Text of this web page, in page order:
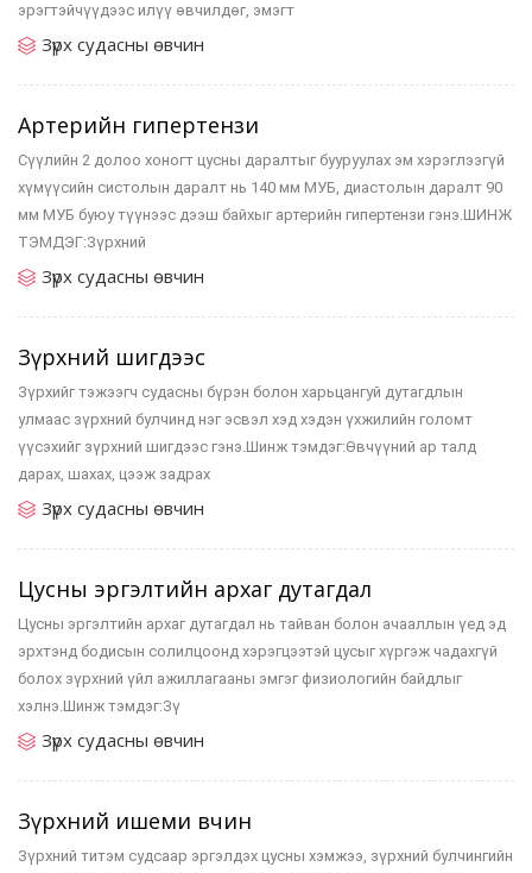
эрэгтэйчүүдээс илүү өвчилдөг, эмэгт
Зүрх судасны өвчин
Артерийн гипертензи
Сүүлийн 2 долоо хоногт цусны даралтыг бууруулах эм хэрэглээгүй
хүмүүсийн систолын даралт нь 140 мм МУБ, диастолын даралт 90
мм МУБ буюу түүнээс дээш байхыг артерийн гипертензи гэнэ.ШИНЖ
ТЭМДЭГ:Зүрхний
Зүрх судасны өвчин
Зүрхний шигдээс
Зүрхийг тэжээгч судасны бүрэн болон харьцангуй дутагдлын
улмаас зүрхний булчинд нэг эсвэл хэд хэдэн үхжилийн голомт
үүсэхийг зүрхний шигдээс гэнэ.Шинж тэмдэг:Өвчүүний ар талд
дарах, шахах, цээж задрах
Зүрх судасны өвчин
Цусны эргэлтийн архаг дутагдал
Цусны эргэлтийн архаг дутагдал нь тайван болон ачааллын үед эд
эрхтэнд бодисын солилцоонд хэрэгцээтэй цусыг хүргэж чадахгүй
болох зүрхний үйл ажиллагааны эмгэг физиологийн байдлыг
хэлнэ.Шинж тэмдэг:Зү
Зүрх судасны өвчин
Зүрхний ишеми өвчин
Зүрхний титэм судсаар эргэлдэх цусны хэмжээ, зүрхний булчингийн